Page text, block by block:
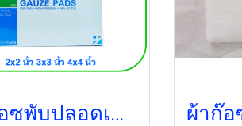
ผ้าก๊อซพับปลอดเชื้อ ไตรชนม์ 4x4 นิ้ว (1ซอง/กล่อง) (12ชั้น)